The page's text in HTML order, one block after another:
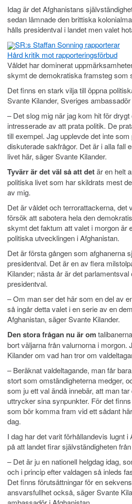
Idag är det Afghanistans
sedan lämnade den brittiska
hålls presidentval i landet men valet
SR:s Staffan Sonning rapporterar
Hård kritik mot rapporteringsförbud
Våldet har dominerat
skymt de demokratiska framsteg som
Det finns en stark vilja till öppna
Svante Kilander, Sveriges
– Det slog mig när jag kom hit för
intresserade av att prata politik. De
till exempel. Jag upplevde det inte
diskuterade sakfrågor. Det är i alla fall
livet här, säger Svante Kilander.
Tyvärr är det väl så att detär en helt
politiska livet som har skildrats mest
av mig.
Det är våldet och terrorattackerna, det
försök att sabotera hela den
skymt det faktum att valet i morgon är
politiska utvecklingen i Afghanistan.
Det är första gången som afghanerna
presidentval. Det är en av flera
Kilander; nästa år är det
presidentval.
– Om man ser det här som en del av
så ingår detta valet i en serie av en
Afghanistan, säger Svante Kilander.
Den stora frågan nu är om
bort väljarna från valurnorna i morgon.
Kilander om vad han tror om
– Beräknat valdeltagande, man får
stort som omständigheterna medger,
som ju ett val ändå innebär, att man
uttrycker sina synpunkter. För det
som bör komma fram vid ett sådant
dag.
I dag har det varit förhållandevis lugnt i
på att landet firar självständigheten
– Det är ju en nationell helgdag idag,
och i princip efter valdagen så inleds
Det finns förutsättningar för en
ansvarsfullhet också, säger Svante